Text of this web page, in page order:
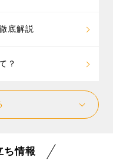
底解説
？
ち情報